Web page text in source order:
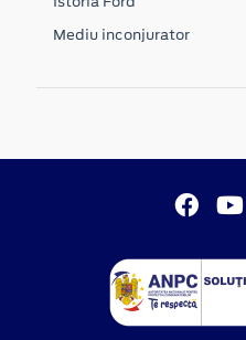
Mediu inconjurator